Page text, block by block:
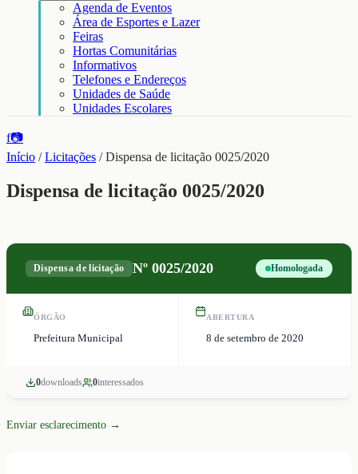
Agenda de Eventos
Área de Esportes e Lazer
Feiras
Hortas Comunitárias
Informativos
Telefones e Endereços
Unidades de Saúde
Unidades Escolares
f📷
Início /Licitações /Dispensa de licitação 0025/2020
Dispensa de licitação 0025/2020
Dispensa de licitação Nº 0025/2020 Homologada
ÓRGÃO
Prefeitura Municipal
ABERTURA
8 de setembro de 2020
0downloads 0interessados
Enviar esclarecimento →